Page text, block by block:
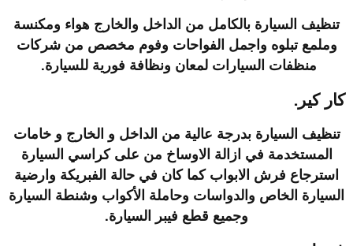
تنظيف السيارة بالكامل من الداخل والخارج هواء ومكنسة
وملمع تبلوه واجمل الفواحات وفوم مخصص من شركات
منظفات السيارات لمعان ونظافة فورية للسيارة.
كار كير.
تنظيف السيارة بدرجة عالية من الداخل و الخارج و خامات
المستخدمة في ازالة الاوساخ من على كراسي السيارة
استرجاع فرش الابواب كما كان في حالة الفبريكة وارضية
السيارة الخاص والدواسات وحاملة الأكواب وشنطة السيارة
وجميع قطع فيبر السيارة.